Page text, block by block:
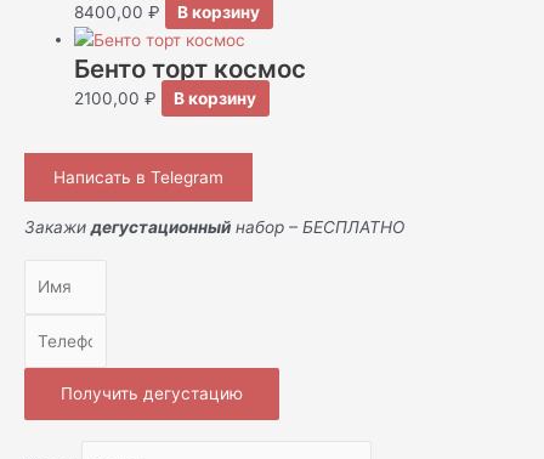
8400,00₽ В корзину
Бенто торт космос
2100,00₽ В корзину
Написать в Telegram
Закажи дегустационный набор – БЕСПЛАТНО
Получить дегустацию